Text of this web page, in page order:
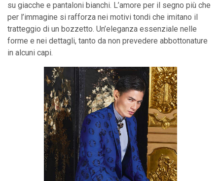
su giacche e pantaloni bianchi. L’amore per il segno più che
per l’immagine si rafforza nei motivi tondi che imitano il
tratteggio di un bozzetto. Un’eleganza essenziale nelle
forme e nei dettagli, tanto da non prevedere abbottonature
in alcuni capi.